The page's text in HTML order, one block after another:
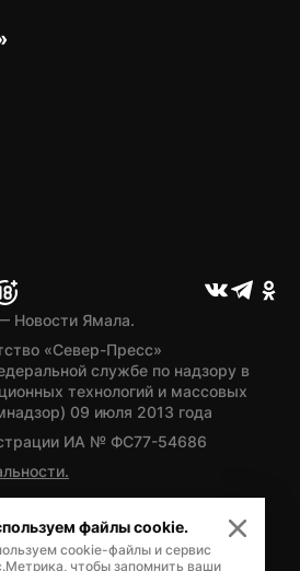
Новости Ямала.
«Север-Пресс»
службе по надзору в
технологий и массовых
09 июля 2013 года
ИА № ФС77-54686
Поздеев
внутренней политики Ямало-
файлы cookie.
cookie-файлы и сервис
чтобы запомнить ваши